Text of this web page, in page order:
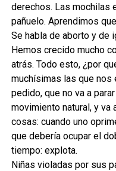
derechos. Las mochilas
pañuelo. Aprendimos
Se habla de aborto y de
Hemos crecido mucho
atrás. Todo esto, ¿por
muchísimas las que
pedido, que no va a
movimiento natural, y va
cosas: cuando uno
que debería ocupar el
tiempo: explota.
Niñas violadas por sus